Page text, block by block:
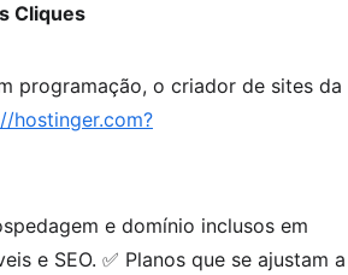
Cliques
programação, o criador de sites da
hostinger.com?
e domínio inclusos em
e SEO. ✅ Planos que se ajustam a